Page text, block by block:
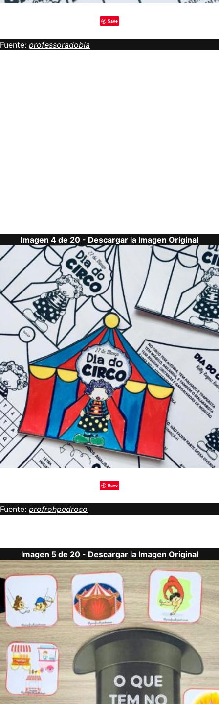
Save
Fuente: professoradobia
Imagen 4 de 20 - Descargar la Imagen Original
Save
Fuente: profrohpedroso
Imagen 5 de 20 - Descargar la Imagen Original